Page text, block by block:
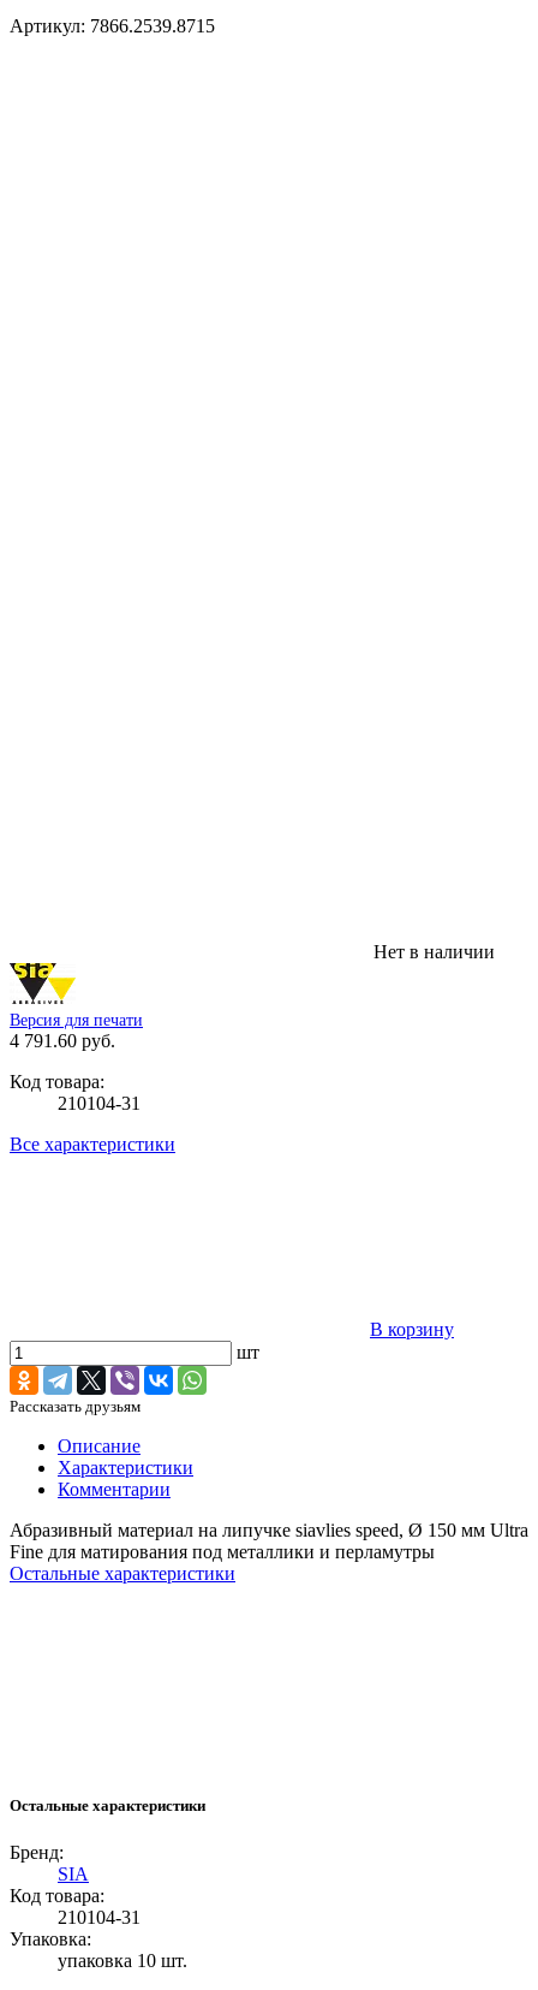
Артикул: 7866.2539.8715
Нет в наличии
Версия для печати
4 791.60 руб.
Код товара:
210104-31
Все характеристики
В корзину
шт
Рассказать друзьям
Описание
Характеристики
Комментарии
Абразивный материал на липучке siavlies speed, Ø 150 мм Ultra
Fine для матирования под металлики и перламутры
Остальные характеристики
Остальные характеристики
Бренд:
SIA
Код товара:
210104-31
Упаковка:
упаковка 10 шт.